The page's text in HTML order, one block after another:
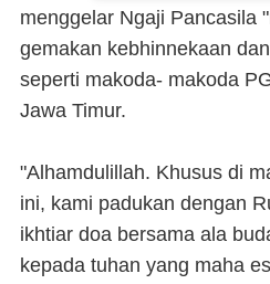
menggelar Ngaji Pancasila
gemakan kebhinnekaan
seperti makoda- makoda
Jawa Timur.
"Alhamdulillah. Khusus di
ini, kami padukan dengan
ikhtiar doa bersama ala
kepada tuhan yang maha